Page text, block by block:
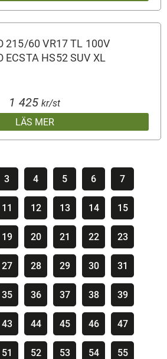
215/60 VR17 TL 100V
ECSTA HS52 SUV XL
LÄS MER
1 425 kr/st
3 4 5 6 7
11 12 13 14 15
19 20 21 22 23
27 28 29 30 31
35 36 37 38 39
43 44 45 46 47
51 52 53 54 55